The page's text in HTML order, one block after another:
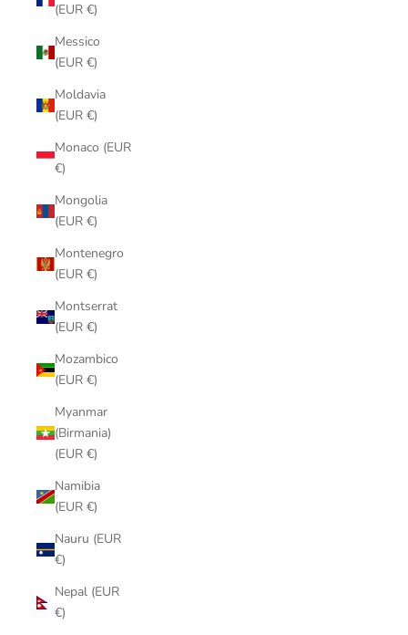
(EUR €)
Messico
(EUR €)
Moldavia
(EUR €)
Monaco (EUR
€)
Mongolia
(EUR €)
Montenegro
(EUR €)
Montserrat
(EUR €)
Mozambico
(EUR €)
Myanmar
(Birmania)
(EUR €)
Namibia
(EUR €)
Nauru (EUR
€)
Nepal (EUR
€)